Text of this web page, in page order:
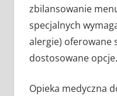
zbilansowanie
specjalnych
alergie) oferowane
dostosowane opcje.
Opieka medyczna